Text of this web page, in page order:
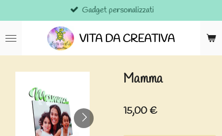
al
contenuto
VITA DA CREATIVA
Gadget personalizzati
Mamma
15,00 €